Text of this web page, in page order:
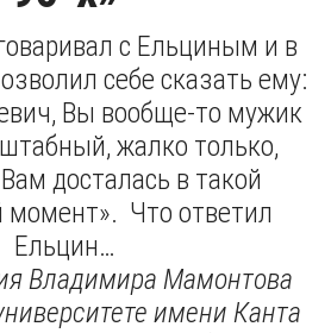
с Ельциным и в
себе сказать ему:
Вы вообще-то мужик
жалко только,
досталась в такой
Что ответил
Ельцин…
Владимира Мамонтова
имени Канта